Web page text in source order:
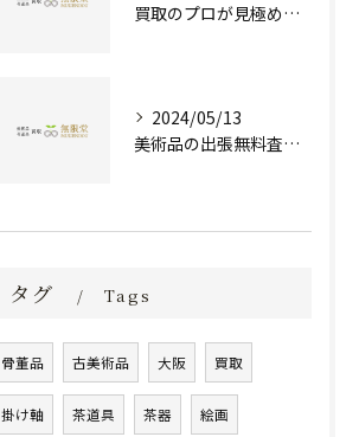
買取のプロが見極める！骨董品の価値と査定とは？
2024/05/13
美術品の出張無料査定 | 一万点以上の実績で信頼の骨董品買取専門店
タグ Tags
骨董品 古美術品 大阪 買取
掛け軸 茶道具 茶器 絵画